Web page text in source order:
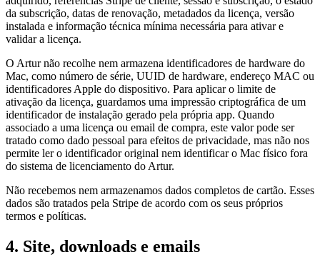
da subscrição, datas de renovação, metadados da licença, versão
instalada e informação técnica mínima necessária para ativar e
validar a licença.
O Artur não recolhe nem armazena identificadores de hardware do
Mac, como número de série, UUID de hardware, endereço MAC ou
identificadores Apple do dispositivo. Para aplicar o limite de
ativação da licença, guardamos uma impressão criptográfica de um
identificador de instalação gerado pela própria app. Quando
associado a uma licença ou email de compra, este valor pode ser
tratado como dado pessoal para efeitos de privacidade, mas não nos
permite ler o identificador original nem identificar o Mac físico fora
do sistema de licenciamento do Artur.
Não recebemos nem armazenamos dados completos de cartão. Esses
dados são tratados pela Stripe de acordo com os seus próprios
termos e políticas.
4. Site, downloads e emails